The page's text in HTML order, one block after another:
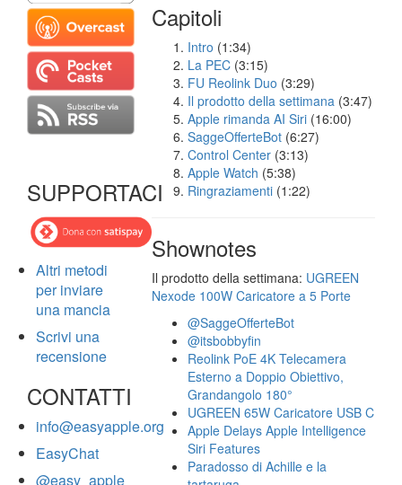
SUPPORTACI
Altri metodi
per inviare
una mancia
Scrivi una
recensione
CONTATTI
info@easyapple.org
EasyChat
@easy_apple
Capitoli
Intro (1:34)
La PEC (3:15)
FU Reolink Duo (3:29)
Il prodotto della settimana (3:47)
Apple rimanda AI Siri (16:00)
SaggeOfferteBot (6:27)
Control Center (3:13)
Apple Watch (5:38)
Ringraziamenti (1:22)
Shownotes
Il prodotto della settimana: UGREEN
Nexode 100W Caricatore a 5 Porte
@SaggeOfferteBot
@itsbobbyfin
Reolink PoE 4K Telecamera
Esterno a Doppio Obiettivo,
Grandangolo 180°
UGREEN 65W Caricatore USB C
Apple Delays Apple Intelligence
Siri Features
Paradosso di Achille e la